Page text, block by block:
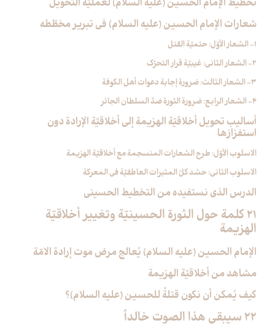
تخطيط الإمام الحسين (عليه السلام) لعمليّة التحويل
شعارات الإمام الحسين (عليه السلام) في تبرير مخطّطه
1- الشعار الأوّل: حتميّة القتل
2- الشعار الثاني: غيبيّة قرار التحرّك
3- الشعار الثالث: ضرورة إجابة دعوات أهل الكوفة
4- الشعار الرابع: ضرورة الثورة ضدّ السلطان الجائر
أساليب تحويل أخلاقيّة الهزيمة إلى أخلاقيّة الإرادة دون
استفزازها
الاسلوب الأوّل: طرح الشعارات المنسجمة مع أخلاقيّة الهزيمة
الاسلوب الثاني: حشد كلّ المثيرات العاطفيّة في المعركة
الدرس الذي نستفيده من التخطيط الحسيني
21 كلمة حول الثورة الحسينيّة وتغيير أخلاقيّة
الهزيمة
الإمام الحسين (عليه السلام) يُعالج مرض موت إرادة الامّة
مشاهد من أخلاقيّة الهزيمة
كيف يُمكن أن نكون قتلةً للحسين (عليه السلام)؟
22 سيبقى هذا الصوت خالداً